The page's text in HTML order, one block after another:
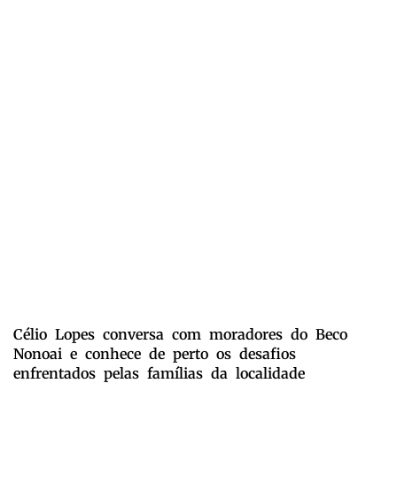
Célio Lopes conversa com moradores do Beco
Nonoai e conhece de perto os desafios
enfrentados pelas famílias da localidade